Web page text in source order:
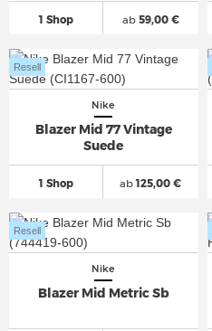
1 Shop ab59,00 €
Nike
Blazer Mid 77 Vintage
Suede
1 Shop
Resell
ab125,00 €
Nike
Blazer Mid Metric Sb
Resell